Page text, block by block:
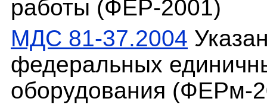
работы (ФЕР-2001)
МДС 81-37.2004
федеральных
оборудования (ФЕРм-